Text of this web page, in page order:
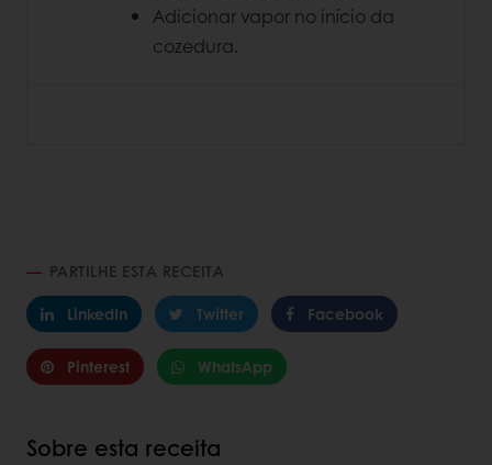
Adicionar vapor no início da
cozedura.
PARTILHE ESTA RECEITA
LinkedIn
Twitter Facebook
Pinterest WhatsApp
Sobre esta receita